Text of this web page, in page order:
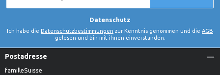
Datenschutz
Ich habe die Datenschutzbestimmungen zur Kenntnis genommen und die AGB
gelesen und bin mit ihnen einverstanden.
Postadresse
familleSuisse